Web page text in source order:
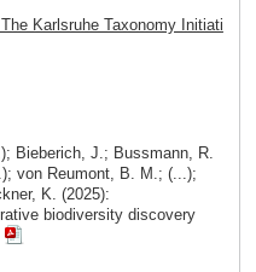
Karlsruhe Taxonomy Initiati
Bieberich, J.; Bussmann, R.
von Reumont, B. M.; (...);
K. (2025):
biodiversity discovery